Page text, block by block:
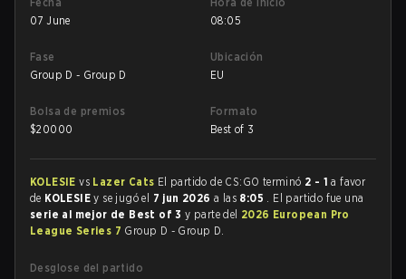
07 June
08:05
Fase
Group D - Group D
Ubicación
EU
Bolsa de premios
$20000
Formato
Best of 3
KOLESIEvs Lazer Cats El partido de CS:GO terminó 2 - 1 a favor
de KOLESIEy se jugó el 7 jun 2026a las 8:05 . El partido fue una
serie al mejor de Best of 3y parte del 2026 European Pro
League Series 7 Group D - Group D.
Desglose del partido